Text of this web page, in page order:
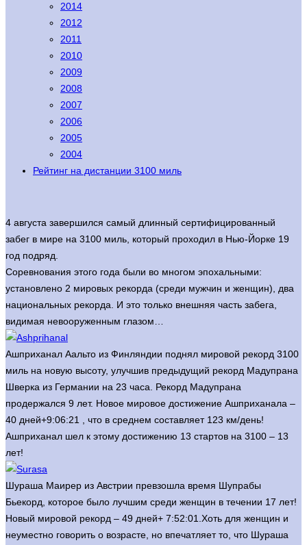
2014
2012
2011
2010
2009
2008
2007
2006
2005
2004
Рейтинг на дистанции 3100 миль
4 августа завершился самый длинный сертифицированный
забег в мире на 3100 миль, который проходил в Нью-Йорке 19
год подряд.
Соревнования этого года были во многом эпохальными:
установлено 2 мировых рекорда (среди мужчин и женщин), два
национальных рекорда. И это только внешняя часть забега,
видимая невооруженным глазом…
Ашприханал Аальто из Финляндии поднял мировой рекорд 3100
миль на новую высоту, улучшив предыдущий рекорд Мадупрана
Шверка из Германии на 23 часа. Рекорд Мадупрана
продержался 9 лет. Новое мировое достижение Ашприханала –
40 дней+9:06:21 , что в среднем составляет 123 км/день!
Ашприханал шел к этому достижению 13 стартов на 3100 – 13
лет!
Шураша Маирер из Австрии превзошла время Шупрабы
Бьекорд, которое было лучшим среди женщин в течении 17 лет!
Новый мировой рекорд – 49 дней+ 7:52:01.Хоть для женщин и
неуместно говорить о возрасте, но впечатляет то, что Шураша